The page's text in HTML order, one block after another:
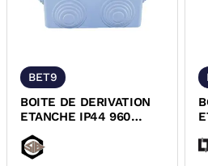
BET9
BOITE DE DERIVATION
ETANCHE IP44 960
DEGRES